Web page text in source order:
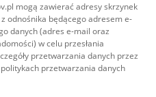
mogą zawierać adresy skrzynek
odnośnika będącego adresem e-
danych (adres e-mail oraz
w celu przesłania
przetwarzania danych przez
przetwarzania danych